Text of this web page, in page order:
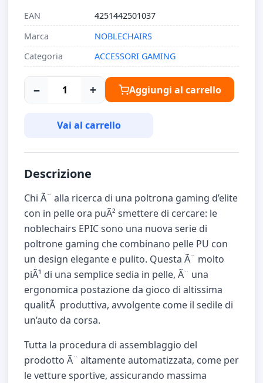
EAN
4251442501037
Marca
NOBLECHAIRS
Categoria
ACCESSORI GAMING
− + Aggiungi al carrello
Vai al carrello
Descrizione
Chi Ã¨ alla ricerca di una poltrona gaming d’elite
con in pelle ora puÃ² smettere di cercare: le
noblechairs EPIC sono una nuova serie di
poltrone gaming che combinano pelle PU con
un design elegante e pulito. Questa Ã¨ molto
piÃ¹ di una semplice sedia in pelle, Ã¨ una
ergonomica postazione da gioco di altissima
qualitÃ produttiva, avvolgente come il sedile di
un’auto da corsa.
Tutta la procedura di assemblaggio del
prodotto Ã¨ altamente automatizzata, come per
le vetture sportive, assicurando massima